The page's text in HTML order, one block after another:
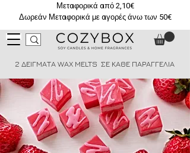
Μεταφορικά από 2,10€
Δωρεάν Μεταφορικά με αγορές άνω των 50€
2 ΔΕΙΓΜΑΤΑ WAX MELTS ΣΕ ΚΑΘΕ ΠΑΡΑΓΓΕΛΙΑ